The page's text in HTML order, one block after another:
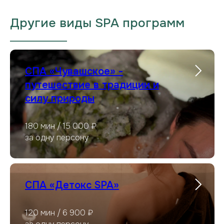
Другие виды SPA программ
___________________
СПА «Чувашское» -
путешествие в традиции и
силу природы
180 мин / 15 000 ₽
за одну персону
СПА «Детокс SPA»
120 мин / 6 900 ₽